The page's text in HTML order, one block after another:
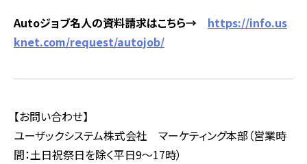
Autoジョブ名人の資料請求はこちら→ https://info.us
knet.com/request/autojob/
【お問い合わせ】
ユーザックシステム株式会社 マーケティング本部（営業時
間：土日祝祭日を除く平日9～17時）